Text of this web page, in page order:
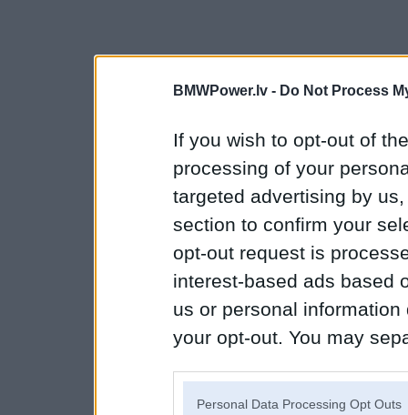
BMWPower.lv - Do Not Process
If you wish to opt-out of
processing of your
targeted advertising by
section to confirm your
opt-out request is
interest-based ads based
us or personal
your opt-out. You may
Personal Data Processing Opt Outs